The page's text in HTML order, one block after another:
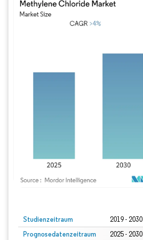
Studienzeitraum 2019 - 2030
Prognosedatenzeitraum 2025 - 2030